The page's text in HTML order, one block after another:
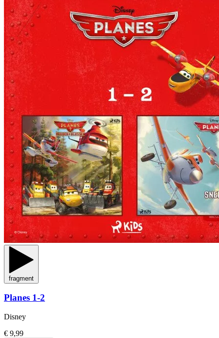
fragment
Planes 1-2
Disney
€ 9,99